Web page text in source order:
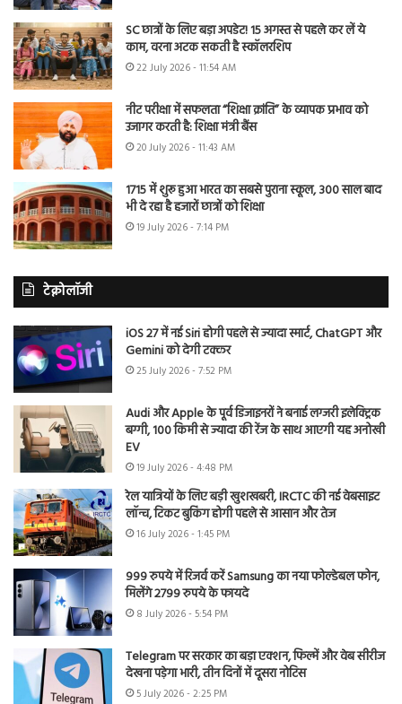
SC छात्रों के लिए बड़ा अपडेट! 15 अगस्त से पहले कर लें ये
काम, वरना अटक सकती है स्कॉलरशिप
22 July 2026 - 11:54 AM
नीट परीक्षा में सफलता “शिक्षा क्रांति” के व्यापक प्रभाव को
उजागर करती है: शिक्षा मंत्री बैंस
20 July 2026 - 11:43 AM
1715 में शुरू हुआ भारत का सबसे पुराना स्कूल, 300 साल बाद
भी दे रहा है हजारों छात्रों को शिक्षा
19 July 2026 - 7:14 PM
टेक्नोलॉजी
iOS 27 में नई Siri होगी पहले से ज्यादा स्मार्ट, ChatGPT और
Gemini को देगी टक्कर
25 July 2026 - 7:52 PM
Audi और Apple के पूर्व डिजाइनरों ने बनाई लग्जरी इलेक्ट्रिक
बग्गी, 100 किमी से ज्यादा की रेंज के साथ आएगी यह अनोखी
EV
19 July 2026 - 4:48 PM
रेल यात्रियों के लिए बड़ी खुशखबरी, IRCTC की नई वेबसाइट
लॉन्च, टिकट बुकिंग होगी पहले से आसान और तेज
16 July 2026 - 1:45 PM
999 रुपये में रिजर्व करें Samsung का नया फोल्डेबल फोन,
मिलेंगे 2799 रुपये के फायदे
8 July 2026 - 5:54 PM
Telegram पर सरकार का बड़ा एक्शन, फिल्में और वेब सीरीज
देखना पड़ेगा भारी, तीन दिनों में दूसरा नोटिस
5 July 2026 - 2:25 PM